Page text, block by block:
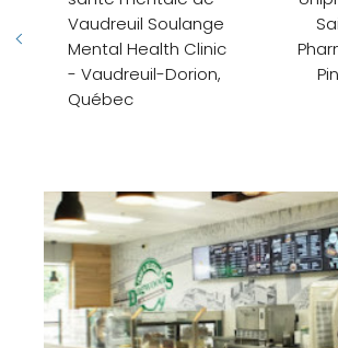
Vaudreuil Soulange
Mental Health Clinic
- Vaudreuil-Dorion,
Québec